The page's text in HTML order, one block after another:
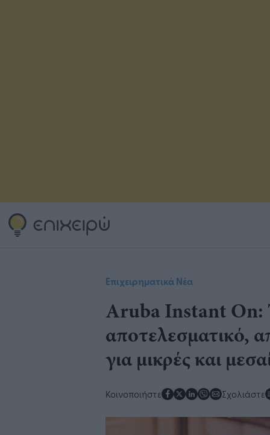
Επιχειρηματικά Νέα
Aruba Instant On:
αποτελεσματικό,
για μικρές και
Κοινοποιήστε Σχολιάστε